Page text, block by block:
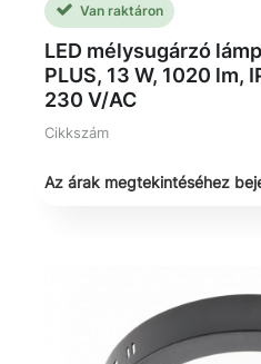
Van raktáron
LED mélysugárzó
PLUS, 13 W, 1020 lm,
230 V/AC
Cikkszám
Az árak megtekintéséhez